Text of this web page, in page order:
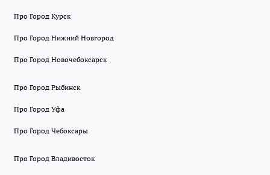
Про Город Курск
Про Город Нижний Новгород
Про Город Новочебоксарск
Про Город Рыбинск
Про Город Уфа
Про Город Чебоксары
Про Город Владивосток